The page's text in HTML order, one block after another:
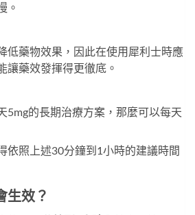
。
低藥物效果，因此在使用犀利士時應
讓藥效發揮得更徹底。
5mg的長期治療方案，那麼可以每天
依照上述30分鐘到1小時的建議時間
生效？